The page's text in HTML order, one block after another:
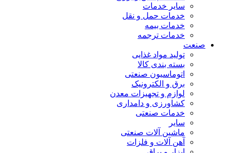
سایر خدمات
خدمات حمل و نقل
خدمات بیمه
خدمات ترجمه
صنعت
تولید مواد غذایی
بسته بندی کالا
اتوماسیون صنعتی
برق و الکترونیک
لوازم و تجهیزات معدن
کشاورزی و دامداری
خدمات صنعتی
سایر
ماشین آلات صنعتی
آهن آلات و فلزات